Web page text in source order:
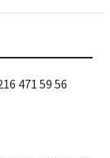
471 59 56